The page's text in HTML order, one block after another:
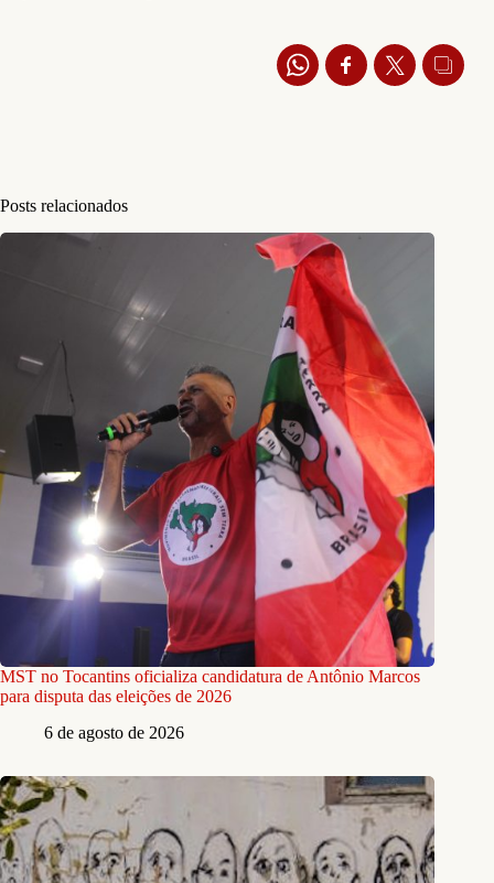
Posts relacionados
MST no Tocantins oficializa candidatura de Antônio Marcos
para disputa das eleições de 2026
6 de agosto de 2026